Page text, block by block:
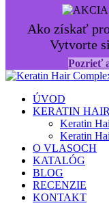
Ako získať
Vytvorte
Pozrieť
ÚVOD
KERATIN
Keratin
Keratin
O VLASOCH
KATALÓG
BLOG
RECENZIE
KONTAKT